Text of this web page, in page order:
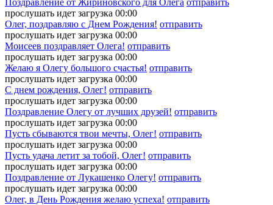
Поздравление от Жириновского для Олега отправить
прослушать идет загрузка 00:00
Олег, поздравляю с Днем Рождения! отправить
прослушать идет загрузка 00:00
Моисеев поздравляет Олега! отправить
прослушать идет загрузка 00:00
Желаю я Олегу большого счастья! отправить
прослушать идет загрузка 00:00
С днем рождения, Олег! отправить
прослушать идет загрузка 00:00
Поздравление Олегу от лучших друзей! отправить
прослушать идет загрузка 00:00
Пусть сбываются твои мечты, Олег! отправить
прослушать идет загрузка 00:00
Пусть удача летит за тобой, Олег! отправить
прослушать идет загрузка 00:00
Поздравление от Лукашенко Олегу! отправить
прослушать идет загрузка 00:00
Олег, в День Рождения желаю успеха! отправить